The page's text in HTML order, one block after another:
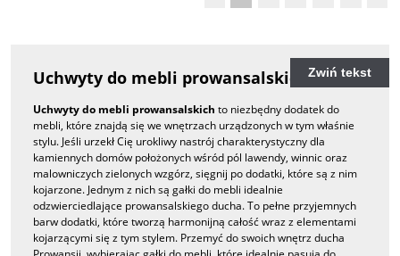
Zwiń tekst
Uchwyty do mebli prowansalskich
Uchwyty do mebli prowansalskich to niezbędny dodatek do
mebli, które znajdą się we wnętrzach urządzonych w tym właśnie
stylu. Jeśli urzekł Cię urokliwy nastrój charakterystyczny dla
kamiennych domów położonych wśród pól lawendy, winnic oraz
malowniczych zielonych wzgórz, sięgnij po dodatki, które są z nim
kojarzone. Jednym z nich są gałki do mebli idealnie
odzwierciedlające prowansalskiego ducha. To pełne przyjemnych
barw dodatki, które tworzą harmonijną całość wraz z elementami
kojarzącymi się z tym stylem. Przemyć do swoich wnętrz ducha